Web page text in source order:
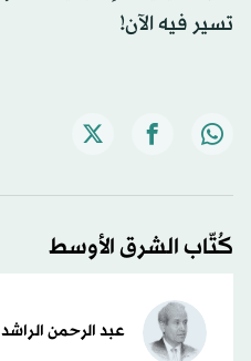
تسير فيه الآن!
كُتّاب الشرق الأوسط
عبد الرحمن الراشد